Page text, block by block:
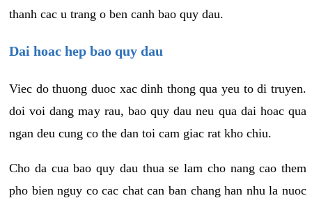
thanh cac u trang o ben canh bao quy dau.
Dai hoac hep bao quy dau
Viec do thuong duoc xac dinh thong qua yeu to di truyen.
doi voi dang may rau, bao quy dau neu qua dai hoac qua
ngan deu cung co the dan toi cam giac rat kho chiu.
Cho da cua bao quy dau thua se lam cho nang cao them
pho bien nguy co cac chat can ban chang han nhu la nuoc